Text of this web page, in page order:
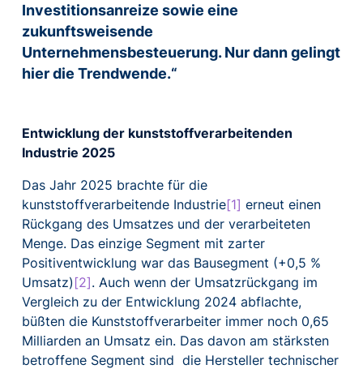
Investitionsanreize sowie eine
zukunftsweisende
Unternehmensbesteuerung. Nur dann gelingt
hier die Trendwende.“
Entwicklung der kunststoffverarbeitenden
Industrie 2025
Das Jahr 2025 brachte für die
kunststoffverarbeitende Industrie[1] erneut einen
Rückgang des Umsatzes und der verarbeiteten
Menge. Das einzige Segment mit zarter
Positiventwicklung war das Bausegment (+0,5 %
Umsatz) [2]. Auch wenn der Umsatzrückgang im
Vergleich zu der Entwicklung 2024 abflachte,
büßten die Kunststoffverarbeiter immer noch 0,65
Milliarden an Umsatz ein. Das davon am stärksten
betroffene Segment sind die Hersteller technischer